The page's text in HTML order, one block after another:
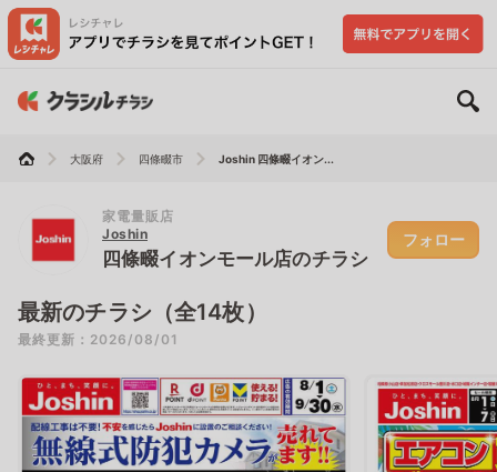
大阪府 四條畷市 Joshin 四條畷イオン...
家電量販店
Joshin
四條畷イオンモール店のチラシ
フォロー
最新のチラシ（全14枚）
最終更新：2026/08/01